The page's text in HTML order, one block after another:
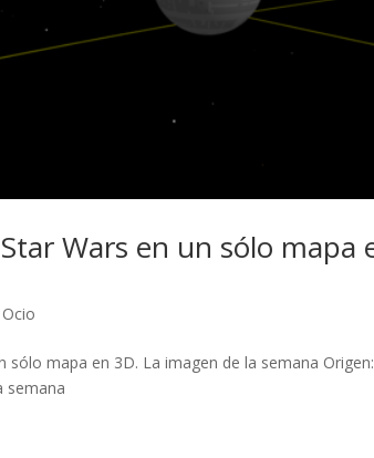
Wars en un sólo mapa
Ocio
sólo mapa en 3D. La imagen de la semana
semana